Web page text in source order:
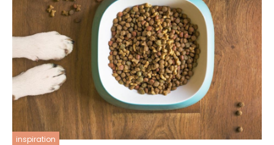
inspiration